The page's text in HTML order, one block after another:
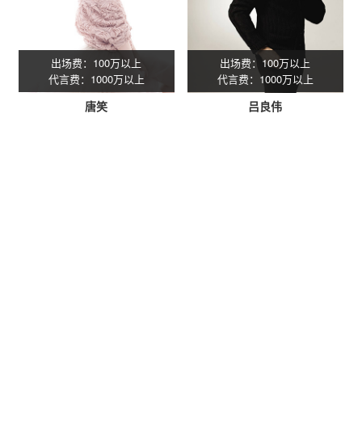
出场费：100万以上
代言费：1000万以上
唐笑
出场费：100万以上
代言费：1000万以上
吕良伟